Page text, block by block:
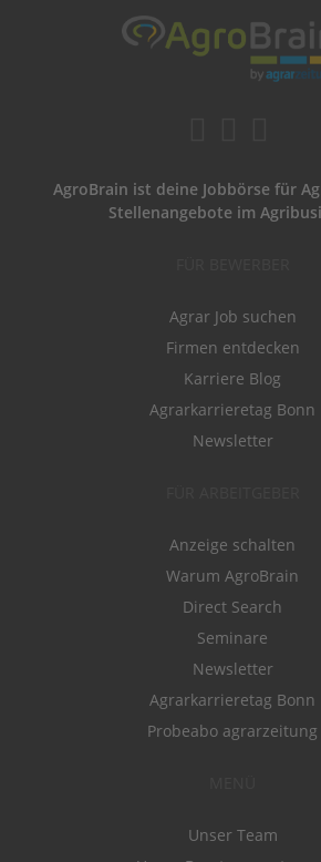
AgroBrain ist deine Jobbörse für
Stellenangebote im
Agrar Job suchen
Firmen entdecken
Karriere Blog
Agrarkarrieretag Bonn
Newsletter
Anzeige schalten
Warum AgroBrain
Direct Search
Seminare
Newsletter
Agrarkarrieretag Bonn
Probeabo agrarzeitung
Unser Team